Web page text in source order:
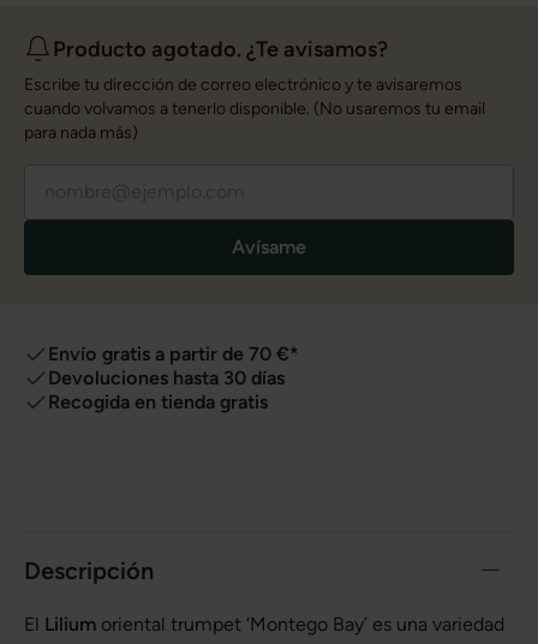
Producto agotado. ¿Te avisamos?
Escribe tu dirección de correo electrónico y te avisaremos
cuando volvamos a tenerlo disponible. (No usaremos tu email
para nada más)
Avísame
Envío gratis a partir de 70 €*
Devoluciones hasta 30 días
Recogida en tienda gratis
Descripción
El Lilium oriental trumpet ‘Montego Bay’ es una variedad